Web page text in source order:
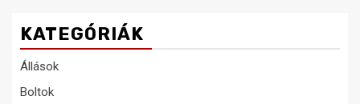
KATEGÓRIÁK
Állások
Boltok